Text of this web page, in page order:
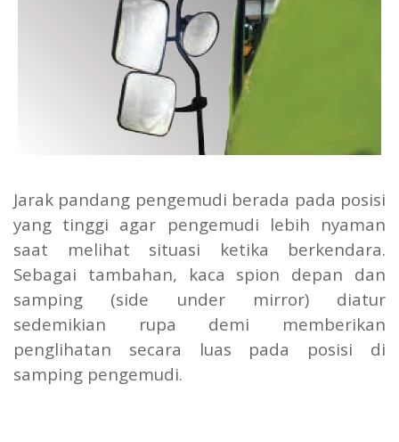
Jarak pandang pengemudi berada pada posisi
yang tinggi agar pengemudi lebih nyaman
saat melihat situasi ketika berkendara.
Sebagai tambahan, kaca spion depan dan
samping (side under mirror) diatur
sedemikian rupa demi memberikan
penglihatan secara luas pada posisi di
samping pengemudi.